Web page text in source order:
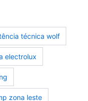
técnica wolf
electrolux
zona leste